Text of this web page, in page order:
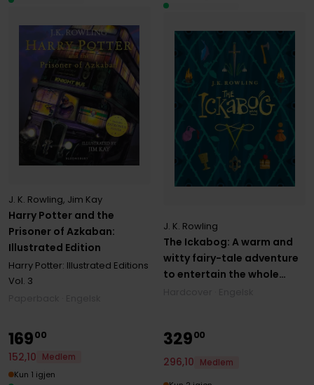
Harry Potter and the
Prisoner of Azkaban:
Illustrated Edition
J. K. Rowling, Jim Kay
Harry Potter: Illustrated Editions
Vol. 3
The Ickabog: A warm and
witty fairy-tale adventure
to entertain the whole
J. K. Rowling
16900
152,10
Medlem
Kun 1 igjen
32900
296,10 Medlem